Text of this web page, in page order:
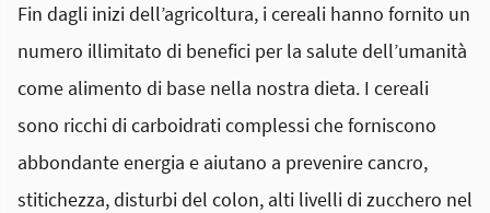
Fin dagli inizi dell’agricoltura, i cereali hanno fornito un
numero illimitato di benefici per la salute dell’umanità
come alimento di base nella nostra dieta. I cereali
sono ricchi di carboidrati complessi che forniscono
abbondante energia e aiutano a prevenire cancro,
stitichezza, disturbi del colon, alti livelli di zucchero nel